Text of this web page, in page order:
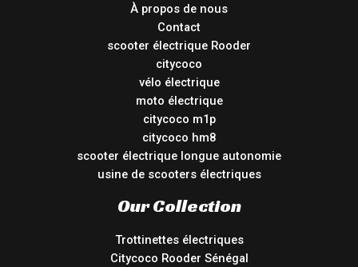
À propos de nous
Contact
scooter électrique Rooder
citycoco
vélo électrique
moto électrique
citycoco m1p
citycoco hm8
scooter électrique longue autonomie
usine de scooters électriques
Our Collection
Trottinettes électriques
Citycoco Rooder Sénégal